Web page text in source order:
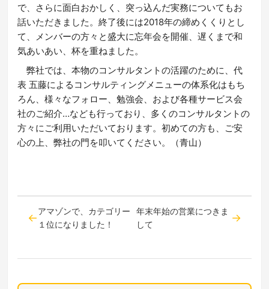
で、さらに面白おかしく、突っ込んだ実務についてもお
話いただきました。終了後には2018年の締めくくりとし
て、メンバーの方々と盛大に忘年会を開催、遅くまで和
気あいあい、杯を重ねました。
弊社では、本物のコンサルタントの活躍のために、代
表 五藤によるコンサルティングメニューの体系化はもち
ろん、様々なフォロー、勉強会、および各種サービス会
社のご紹介…なども行っており、多くのコンサルタントの
方々にご利用いただいております。初めての方も、ご安
心の上、弊社の門を叩いてください。（青山）
アマゾンで、カテゴリー
１位になりました！
年末年始の営業につきま
して